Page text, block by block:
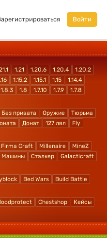
Войти
1.21 1.20.6 1.20.4
1.20.2
1.15.2 1.15.1 1.15
1.14.4
1.8.3 1.8 1.7.10 1.7.9
1.7.8
Без привата Оружие
Тюрьма
Донат 127 лвл
Fly
Firma Craft Millenaire
MineZ
Машины Сталкер
Galacticraft
Bed Wars
Build Battle
Chestshop
Кейсы